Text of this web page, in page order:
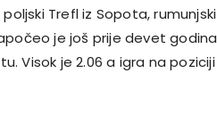
Trefl iz Sopota, rumunjski
je još prije devet godina
Visok je 2.06 a igra na poziciji